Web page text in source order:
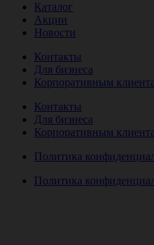
Каталог
Акции
Новости
Контакты
Для бизнеса
Корпоративным
Контакты
Для бизнеса
Корпоративным
Политика
Политика